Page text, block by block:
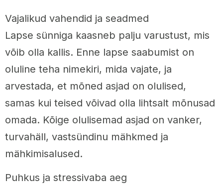
Vajalikud vahendid ja seadmed
Lapse sünniga kaasneb palju varustust, mis
võib olla kallis. Enne lapse saabumist on
oluline teha nimekiri, mida vajate, ja
arvestada, et mõned asjad on olulised,
samas kui teised võivad olla lihtsalt mõnusad
omada. Kõige olulisemad asjad on vanker,
turvahäll, vastsündinu mähkmed ja
mähkimisalused.
Puhkus ja stressivaba aeg